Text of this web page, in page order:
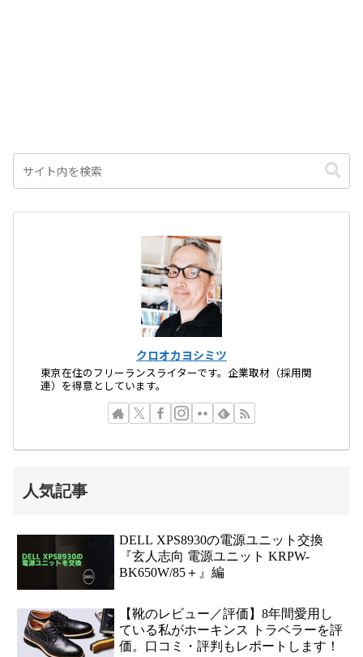
クロオカヨシミツ
東京在住のフリーランスライターです。企業取材（採用関
連）を得意としています。
人気記事
DELL XPS8930の電源ユニット交換
『玄人志向 電源ユニット KRPW-
BK650W/85＋』編
【靴のレビュー／評価】8年間愛用し
ている私がホーキンス トラベラーを評
価。口コミ・評判もレポートします！